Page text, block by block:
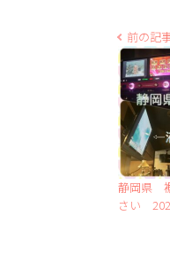
前の記
静岡県
さい